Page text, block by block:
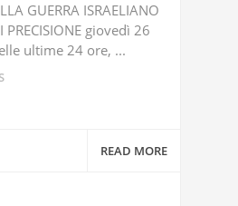
GUERRA ISRAELIANO
PRECISIONE giovedì 26
ultime 24 ore, ...
READ MORE